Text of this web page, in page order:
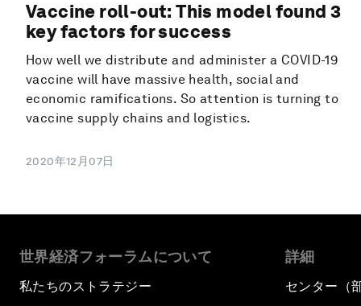
Vaccine roll-out: This model found 3
key factors for success
How well we distribute and administer a COVID-19
vaccine will have massive health, social and
economic ramifications. So attention is turning to
vaccine supply chains and logistics.
2020年12月07日
世界経済フォーラムについて
私たちのストラテジー
詳細
センター（